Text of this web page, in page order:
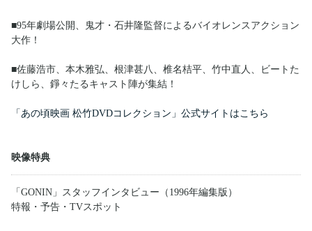
■95年劇場公開、鬼才・石井隆監督によるバイオレンスアクション
大作！
■佐藤浩市、本木雅弘、根津甚八、椎名桔平、竹中直人、ビートた
けしら、錚々たるキャスト陣が集結！
「あの頃映画 松竹DVDコレクション」公式サイトはこちら
映像特典
「GONIN」スタッフインタビュー（1996年編集版）
特報・予告・TVスポット